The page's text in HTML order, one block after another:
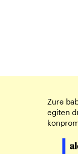
Zure
egiten